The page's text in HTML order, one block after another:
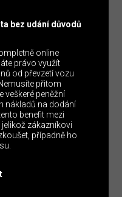
bez udání důvodů
online
právo využít
od převzetí vozu
přitom
veškeré peněžní
nákladů na dodání
benefit mezi
zákazníkovi
případně ho